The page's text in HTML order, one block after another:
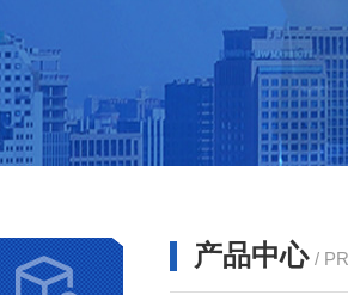
产品中心 /